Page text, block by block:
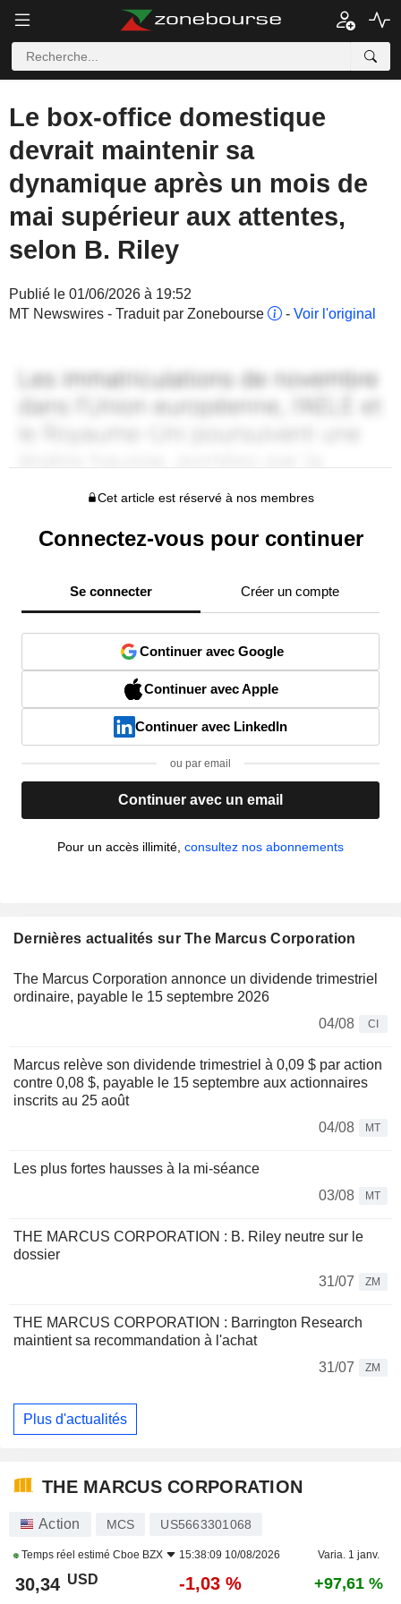
Le box-office domestique
devrait maintenir sa
dynamique après un mois de
mai supérieur aux attentes,
selon B. Riley
Publié le 01/06/2026 à 19:52
MT Newswires - Traduit par Zonebourse
- Voir l'original
Cet article est réservé à nos membres
Connectez-vous pour continuer
Se connecter Créer un compte
Continuer avec Google
Continuer avec Apple
Continuer avec LinkedIn
ou par email
Continuer avec un email
Pour un accès illimité, consultez nos abonnements
Dernières actualités sur The Marcus Corporation
The Marcus Corporation annonce un dividende trimestriel
ordinaire, payable le 15 septembre 2026
04/08
CI
Marcus relève son dividende trimestriel à 0,09 $ par action
contre 0,08 $, payable le 15 septembre aux actionnaires
inscrits au 25 août
04/08
MT
Les plus fortes hausses à la mi-séance
03/08
MT
THE MARCUS CORPORATION : B. Riley neutre sur le
dossier
31/07
ZM
THE MARCUS CORPORATION : Barrington Research
maintient sa recommandation à l'achat
31/07
ZM
Plus d'actualités
THE MARCUS CORPORATION
Action MCS US5663301068
Temps réel estimé Cboe BZX 15:38:09 10/08/2026 Varia. 1 janv.
30,34 USD -1,03 % +97,61 %